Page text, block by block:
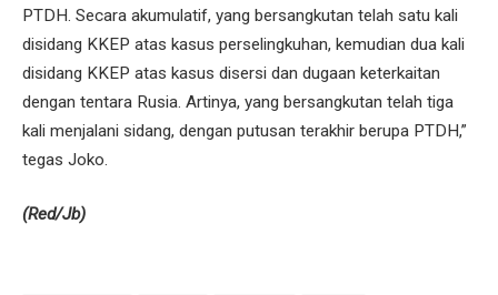
PTDH. Secara akumulatif, yang bersangkutan telah satu kali
disidang KKEP atas kasus perselingkuhan, kemudian dua kali
disidang KKEP atas kasus disersi dan dugaan keterkaitan
dengan tentara Rusia. Artinya, yang bersangkutan telah tiga
kali menjalani sidang, dengan putusan terakhir berupa PTDH,”
tegas Joko.
(Red/Jb)